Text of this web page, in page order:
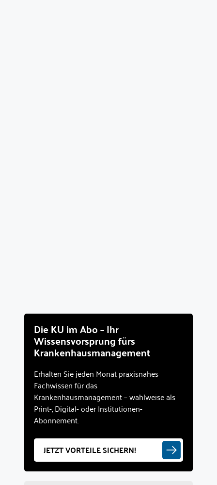
Die KU im Abo – Ihr
Wissensvorsprung fürs
Krankenhausmanagement
Erhalten Sie jeden Monat praxisnahes
Fachwissen für das
Krankenhausmanagement – wahlweise als
Print-, Digital- oder Institutionen-
Abonnement.
JETZT VORTEILE SICHERN!